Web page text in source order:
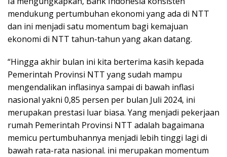
mendukung pertumbuhan ekonomi yang ada di NTT
dan ini menjadi satu momentum bagi kemajuan
ekonomi di NTT tahun-tahun yang akan datang.
“Hingga akhir bulan ini kita berterima kasih kepada
Pemerintah Provinsi NTT yang sudah mampu
mengendalikan inflasinya sampai di bawah inflasi
nasional yakni 0,85 persen per bulan Juli 2024, ini
merupakan prestasi luar biasa. Yang menjadi pekerjaan
rumah Pemerintah Provinsi NTT adalah bagaimana
memicu pertumbuhannya menjadi lebih tinggi lagi di
bawah rata-rata nasional. ini merupakan momentum